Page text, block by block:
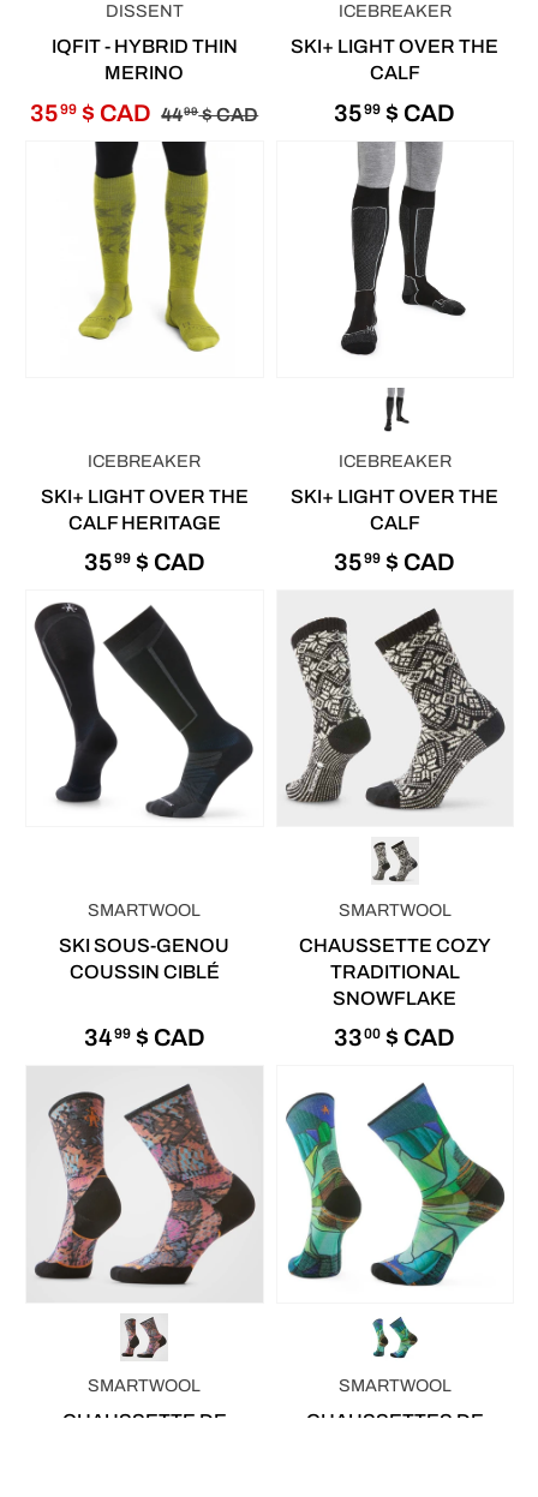
DISSENT
IQFIT - HYBRID THIN
MERINO
3599 $ CAD 4499$ CAD
ICEBREAKER
SKI+ LIGHT OVER THE
CALF
3599 $ CAD
ICEBREAKER
SKI+ LIGHT OVER THE
CALF HERITAGE
3599$ CAD
ICEBREAKER
SKI+ LIGHT OVER THE
CALF
3599 $ CAD
SMARTWOOL
SKI SOUS-GENOU
COUSSIN CIBLÉ
3499$ CAD
SMARTWOOL
CHAUSSETTE COZY
TRADITIONAL
SNOWFLAKE
3300 $ CAD
SMARTWOOL
CHAUSSETTE DE
SMARTWOOL
CHAUSSETTES DE